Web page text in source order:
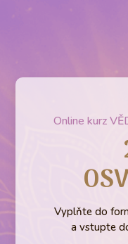
Online kurz
Vyplňte do
a vstupte